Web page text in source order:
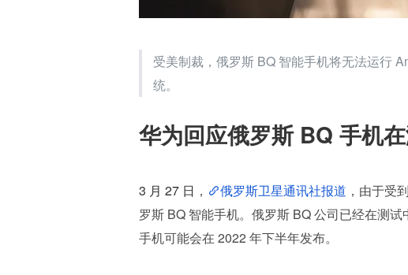
受美制裁，俄罗斯 BQ 智能手机将无法运行
统。
华为回应俄罗斯 BQ 手机
3 月 27 日 ， 俄罗斯卫星通讯社报道 ，由于受
罗斯 BQ 智能手机。俄罗斯 BQ 公司已经在测
手机可能会在 2022 年下半年发布。